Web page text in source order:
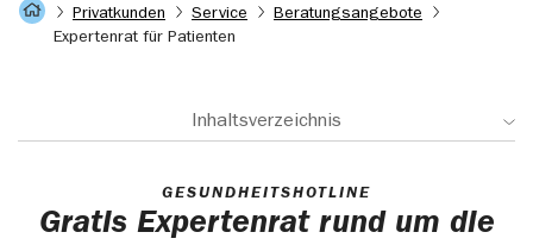
Privatkunden
Service
Beratungsangebote
Expertenrat für Patienten
Inhaltsverzeichnis
GESUNDHEITSHOTLINE
Gratis Expertenrat rund um die